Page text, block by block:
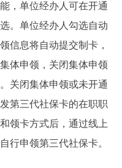
投资项目
询 我要建议
图说互动
单位经办人可在开通
。单位经办人勾选自动
信息将自动提交制卡，
体申领，关闭集体申领
关闭集体申领或未开通
第三代社保卡的在职职
领卡方式后，通过线上
行申领第三代社保卡。